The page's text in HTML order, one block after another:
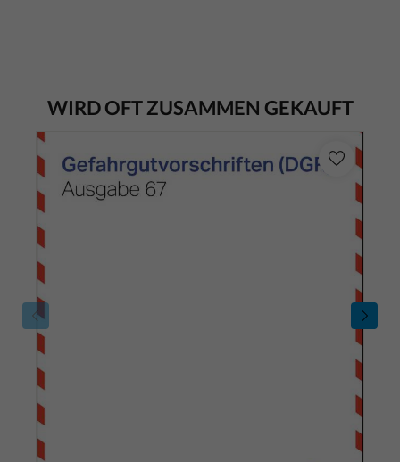
WIRD OFT ZUSAMMEN GEKAUFT